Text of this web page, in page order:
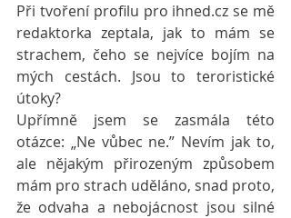
Při tvoření profilu pro ihned.cz se mě
redaktorka zeptala, jak to mám se
strachem, čeho se nejvíce bojím na
mých cestách. Jsou to teroristické
útoky?
Upřímně jsem se zasmála této
otázce: „Ne vůbec ne.” Nevím jak to,
ale nějakým přirozeným způsobem
mám pro strach uděláno, snad proto,
že odvaha a nebojácnost jsou silné